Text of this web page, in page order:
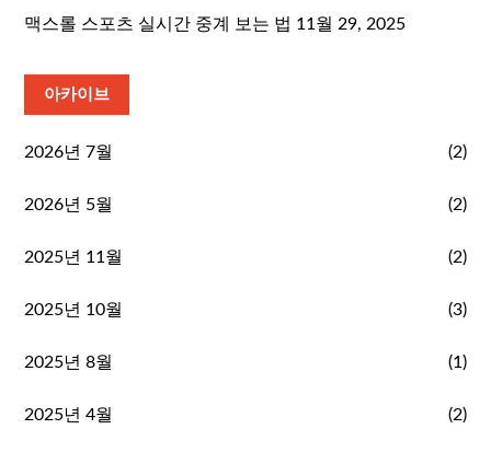
맥스롤 스포츠 실시간 중계 보는 법 11월 29, 2025
아카이브
2026년 7월 (2)
2026년 5월 (2)
2025년 11월 (2)
2025년 10월 (3)
2025년 8월 (1)
2025년 4월 (2)